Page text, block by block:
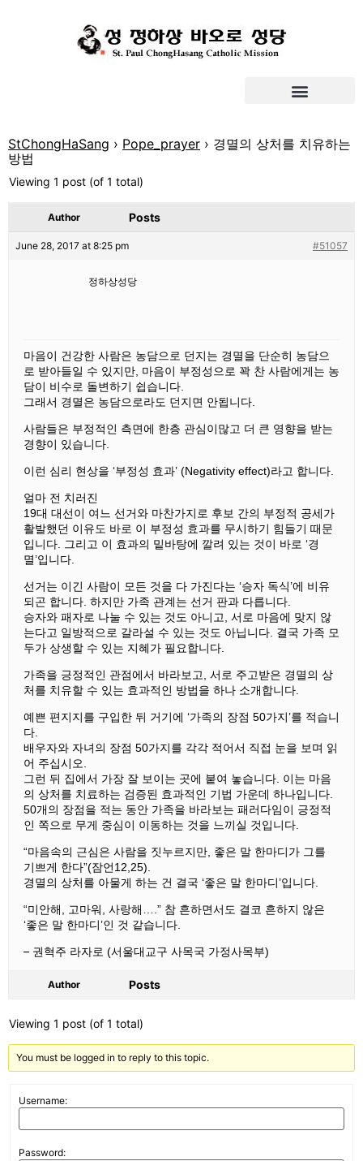
StChongHaSang › Pope_prayer › 경멸의 상처를 치유하는
방법
Viewing 1 post (of 1 total)
Author Posts
June 28, 2017 at 8:25 pm #51057
정하상성당
마음이 건강한 사람은 농담으로 던지는 경멸을 단순히 농담으
로 받아들일 수 있지만, 마음이 부정성으로 꽉 찬 사람에게는 농
담이 비수로 돌변하기 쉽습니다.
그래서 경멸은 농담으로라도 던지면 안됩니다.
사람들은 부정적인 측면에 한층 관심이많고 더 큰 영향을 받는
경향이 있습니다.
이런 심리 현상을 ‘부정성 효과’ (Negativity effect)라고 합니다.
얼마 전 치러진
19대 대선이 여느 선거와 마찬가지로 후보 간의 부정적 공세가
활발했던 이유도 바로 이 부정성 효과를 무시하기 힘들기 때문
입니다.
그리고 이 효과의 밑바탕에 깔려 있는 것이 바로 ‘경
멸’입니다.
선거는 이긴 사람이 모든 것을 다 가진다는 ‘승자 독식’에 비유
되곤 합니다. 하지만 가족 관계는 선거 판과 다릅니다.
승자와 패자로 나눌 수 있는 것도 아니고, 서로 마음에 맞지 않
는다고 일방적으로 갈라설 수 있는 것도 아닙니다. 결국 가족 모
두가 상생할 수 있는 지혜가 필요합니다.
가족을 긍정적인 관점에서 바라보고, 서로 주고받은 경멸의 상
처를 치유할 수 있는 효과적인 방법을 하나 소개합니다.
예쁜 편지지를 구입한 뒤 거기에 ‘가족의 장점 50가지’를 적습니
다.
배우자와 자녀의 장점 50가지를 각각 적어서 직접 눈을 보며 읽
어 주십시오.
그런 뒤 집에서 가장 잘 보이는 곳에 붙여 놓습니다. 이는 마음
의 상처를 치료하는 검증된 효과적인 기법 가운데 하나입니다.
50개의 장점을 적는 동안 가족을 바라보는 패러다임이 긍정적
인 쪽으로 무게 중심이 이동하는 것을 느끼실 것입니다.
“마음속의 근심은 사람을 짓누르지만, 좋은 말 한마디가 그를
기쁘게 한다”(잠언12,25).
경멸의 상처를 아물게 하는 건 결국 ‘좋은 말 한마디’입니다.
“미안해, 고마워, 사랑해…. ” 참 흔하면서도 결코 흔하지 않은
‘좋은 말 한마디’인 것 같습니다.
– 권혁주 라자로 (서울대교구 사목국 가정사목부)
Author Posts
Viewing 1 post (of 1 total)
You must be logged in to reply to this topic.
Username:
Password: